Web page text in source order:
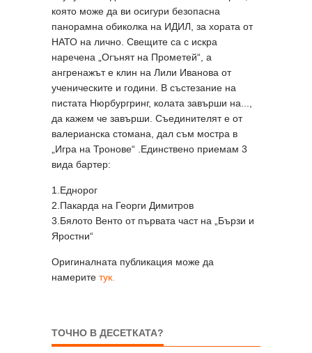
която може да ви осигури безопасна
панорамна обиколка на ИДИЛ, за хората от
НАТО на лично. Свещите са с искра
наречена „Огънят на Прометей“, а
ангренажът е клин на Лили Иванова от
ученическите и години. В състезание на
пистата Нюрбургринг, колата завърши на...,
да кажем че завърши. Съединителят е от
валерианска стомана, дал съм мостра в
„Игра на Тронове“ .Единствено приемам 3
вида бартер:
1.Еднорог
2.Пакарда на Георги Димитров
3.Бялото Венто от първата част на „Бързи и
Яростни“
Оригиналната публикация може да
намерите тук.
ТОЧНО В ДЕСЕТКАТА?